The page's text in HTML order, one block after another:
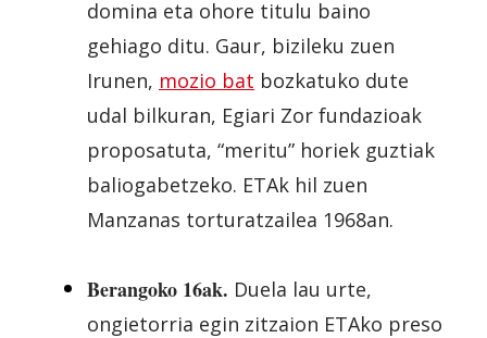
domina eta ohore titulu baino
gehiago ditu. Gaur, bizileku zuen
Irunen, mozio bat bozkatuko dute
udal bilkuran, Egiari Zor fundazioak
proposatuta, “meritu” horiek guztiak
baliogabetzeko. ETAk hil zuen
Manzanas torturatzailea 1968an.
Berangoko 16ak. Duela lau urte,
ongietorria egin zitzaion ETAko preso